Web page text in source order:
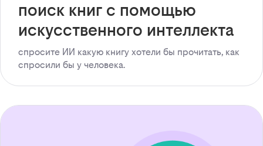
поиск книг с помощью
искусственного интеллекта
спросите ИИ какую книгу хотели бы прочитать, как
спросили бы у человека.